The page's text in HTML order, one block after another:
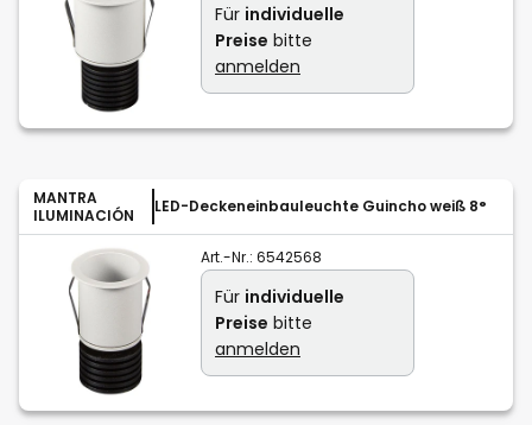
Für individuelle
Preise bitte
anmelden
MANTRA
ILUMINACIÓN
LED-Deckeneinbauleuchte Guincho weiß 8°
Art.-Nr.: 6542568
Für individuelle
Preise bitte
anmelden